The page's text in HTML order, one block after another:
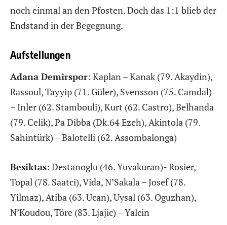
noch einmal an den Pfosten. Doch das 1:1 blieb der
Endstand in der Begegnung.
Aufstellungen
Adana Demirspor: Kaplan – Kanak (79. Akaydin),
Rassoul, Tayyip (71. Güler), Svensson (75. Camdal)
– Inler (62. Stambouli), Kurt (62. Castro), Belhanda
(79. Celik), Pa Dibba (Dk.64 Ezeh), Akintola (79.
Sahintürk) – Balotelli (62. Assombalonga)
Besiktas: Destanoglu (46. Yuvakuran)- Rosier,
Topal (78. Saatci), Vida, N’Sakala – Josef (78.
Yilmaz), Atiba (63. Ucan), Uysal (63. Oguzhan),
N’Koudou, Töre (83. Ljajic) – Yalcin